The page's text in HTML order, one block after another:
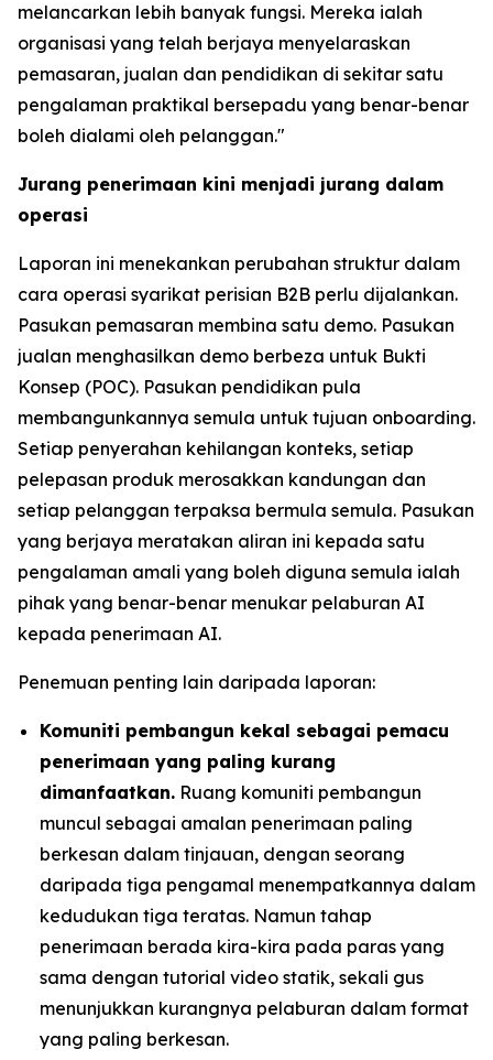
melancarkan lebih banyak fungsi. Mereka ialah
organisasi yang telah berjaya menyelaraskan
pemasaran, jualan dan pendidikan di sekitar satu
pengalaman praktikal bersepadu yang benar-benar
boleh dialami oleh pelanggan."
Jurang penerimaan kini menjadi jurang dalam
operasi
Laporan ini menekankan perubahan struktur dalam
cara operasi syarikat perisian B2B perlu dijalankan.
Pasukan pemasaran membina satu demo. Pasukan
jualan menghasilkan demo berbeza untuk Bukti
Konsep (POC). Pasukan pendidikan pula
membangunkannya semula untuk tujuan onboarding.
Setiap penyerahan kehilangan konteks, setiap
pelepasan produk merosakkan kandungan dan
setiap pelanggan terpaksa bermula semula. Pasukan
yang berjaya meratakan aliran ini kepada satu
pengalaman amali yang boleh diguna semula ialah
pihak yang benar-benar menukar pelaburan AI
kepada penerimaan AI.
Penemuan penting lain daripada laporan:
Komuniti pembangun kekal sebagai pemacu
penerimaan yang paling kurang
dimanfaatkan. Ruang komuniti pembangun
muncul sebagai amalan penerimaan paling
berkesan dalam tinjauan, dengan seorang
daripada tiga pengamal menempatkannya dalam
kedudukan tiga teratas. Namun tahap
penerimaan berada kira-kira pada paras yang
sama dengan tutorial video statik, sekali gus
menunjukkan kurangnya pelaburan dalam format
yang paling berkesan.